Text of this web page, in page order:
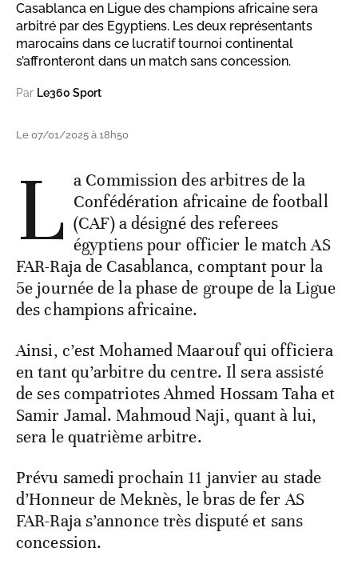
Casablanca en Ligue des champions africaine sera
arbitré par des Egyptiens. Les deux représentants
marocains dans ce lucratif tournoi continental
s’affronteront dans un match sans concession.
Par Le360 Sport
Le 07/01/2025 à 18h50
L a Commission des arbitres de la
Confédération africaine de football
(CAF) a désigné des referees
égyptiens pour officier le match AS
FAR-Raja de Casablanca, comptant pour la
5e journée de la phase de groupe de la Ligue
des champions africaine.
Ainsi, c’est Mohamed Maarouf qui officiera
en tant qu’arbitre du centre. Il sera assisté
de ses compatriotes Ahmed Hossam Taha et
Samir Jamal. Mahmoud Naji, quant à lui,
sera le quatrième arbitre.
Prévu samedi prochain 11 janvier au stade
d’Honneur de Meknès, le bras de fer AS
FAR-Raja s’annonce très disputé et sans
concession.